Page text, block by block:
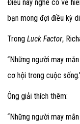
Điều này nghe có vẻ
bạn mong đợi điều kỳ
Trong Luck Factor,
“Những người may
cơ hội trong cuộc
Ông giải thích thêm:
“Những người may